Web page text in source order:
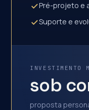
Pré-projeto e
Suporte e
INVESTIMENTO
sob
proposta